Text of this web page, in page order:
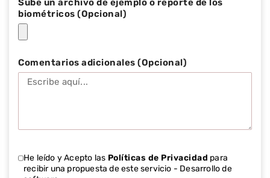
Sube un archivo de ejemplo o reporte de los
biométricos (Opcional)
Comentarios adicionales (Opcional)
He leído y Acepto las Políticas de Privacidad para
recibir una propuesta de este servicio - Desarrollo de